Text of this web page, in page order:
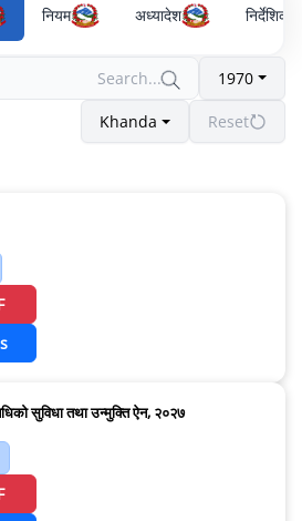
नियम अध्यादेश निर्देशिका
1970
Khanda Reset
सुविधा तथा उन्मुक्ति ऐन, २०२७